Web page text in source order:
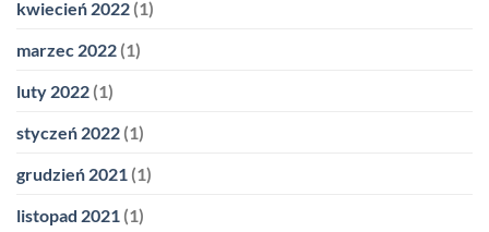
kwiecień 2022 (1)
marzec 2022 (1)
luty 2022 (1)
styczeń 2022 (1)
grudzień 2021 (1)
listopad 2021 (1)